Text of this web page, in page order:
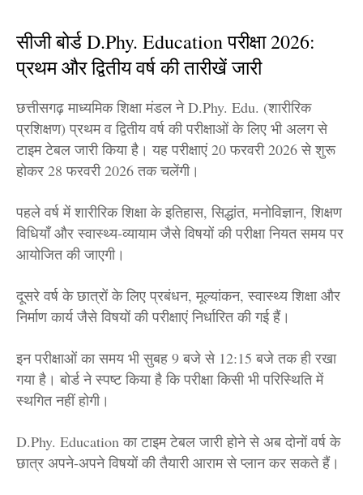
सीजी बोर्ड D.Phy. Education परीक्षा 2026:
प्रथम और द्वितीय वर्ष की तारीखें जारी
छत्तीसगढ़ माध्यमिक शिक्षा मंडल ने D.Phy. Edu. (शारीरिक
प्रशिक्षण) प्रथम व द्वितीय वर्ष की परीक्षाओं के लिए भी अलग से
टाइम टेबल जारी किया है। यह परीक्षाएं 20 फरवरी 2026 से शुरू
होकर 28 फरवरी 2026 तक चलेंगी।
पहले वर्ष में शारीरिक शिक्षा के इतिहास, सिद्धांत, मनोविज्ञान, शिक्षण
विधियाँ और स्वास्थ्य-व्यायाम जैसे विषयों की परीक्षा नियत समय पर
आयोजित की जाएगी।
दूसरे वर्ष के छात्रों के लिए प्रबंधन, मूल्यांकन, स्वास्थ्य शिक्षा और
निर्माण कार्य जैसे विषयों की परीक्षाएं निर्धारित की गई हैं।
इन परीक्षाओं का समय भी सुबह 9 बजे से 12:15 बजे तक ही रखा
गया है। बोर्ड ने स्पष्ट किया है कि परीक्षा किसी भी परिस्थिति में
स्थगित नहीं होगी।
D.Phy. Education का टाइम टेबल जारी होने से अब दोनों वर्ष के
छात्र अपने-अपने विषयों की तैयारी आराम से प्लान कर सकते हैं।